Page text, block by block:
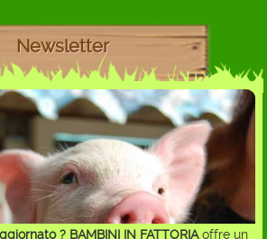
Newsletter
? BAMBINI IN FATTORIAoffre un